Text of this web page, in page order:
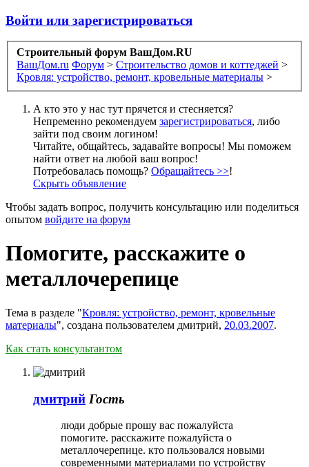
Войти или зарегистрироваться
Строительный форум ВашДом.RU
ВашДом.ru Форум > Строительство домов и коттеджей >
Кровля: устройство, ремонт, кровельные материалы >
А кто это у нас тут прячется и стесняется?
Непременно рекомендуем зарегистрироваться, либо
зайти под своим логином!
Читайте, общайтесь, задавайте вопросы! Мы поможем
найти ответ на любой ваш вопрос!
Потребовалась помощь? Обращайтесь >>!
Скрыть объявление
Чтобы задать вопрос, получить консультацию или поделиться
опытом войдите на форум
Помогите, расскажите о
металлочерепице
Тема в разделе "Кровля: устройство, ремонт, кровельные
материалы", создана пользователем дмитрий, 20.03.2007.
Как стать консультантом
дмитрий Гость
люди добрые прошу вас пожалуйста
помогите. расскажите пожалуйста о
металлочерепице. кто пользовался новыми
современными материалами по устройству